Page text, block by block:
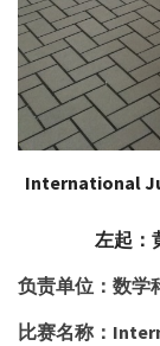
International
左起：
负责单位：数学
比赛名称：